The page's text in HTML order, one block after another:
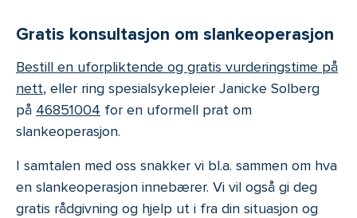
Gratis konsultasjon om slankeoperasjon
Bestill en uforpliktende og gratis vurderingstime på
nett, eller ring spesialsykepleier Janicke Solberg
på 46851004 for en uformell prat om
slankeoperasjon.
I samtalen med oss snakker vi bl.a. sammen om hva
en slankeoperasjon innebærer. Vi vil også gi deg
gratis rådgivning og hjelp ut i fra din situasjon og